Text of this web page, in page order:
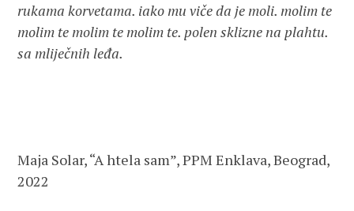
rukama korvetama. iako mu viče da je moli. molim te
molim te molim te molim te. polen sklizne na plahtu.
sa mliječnih leđa.
Maja Solar, “A htela sam”, PPM Enklava, Beograd,
2022